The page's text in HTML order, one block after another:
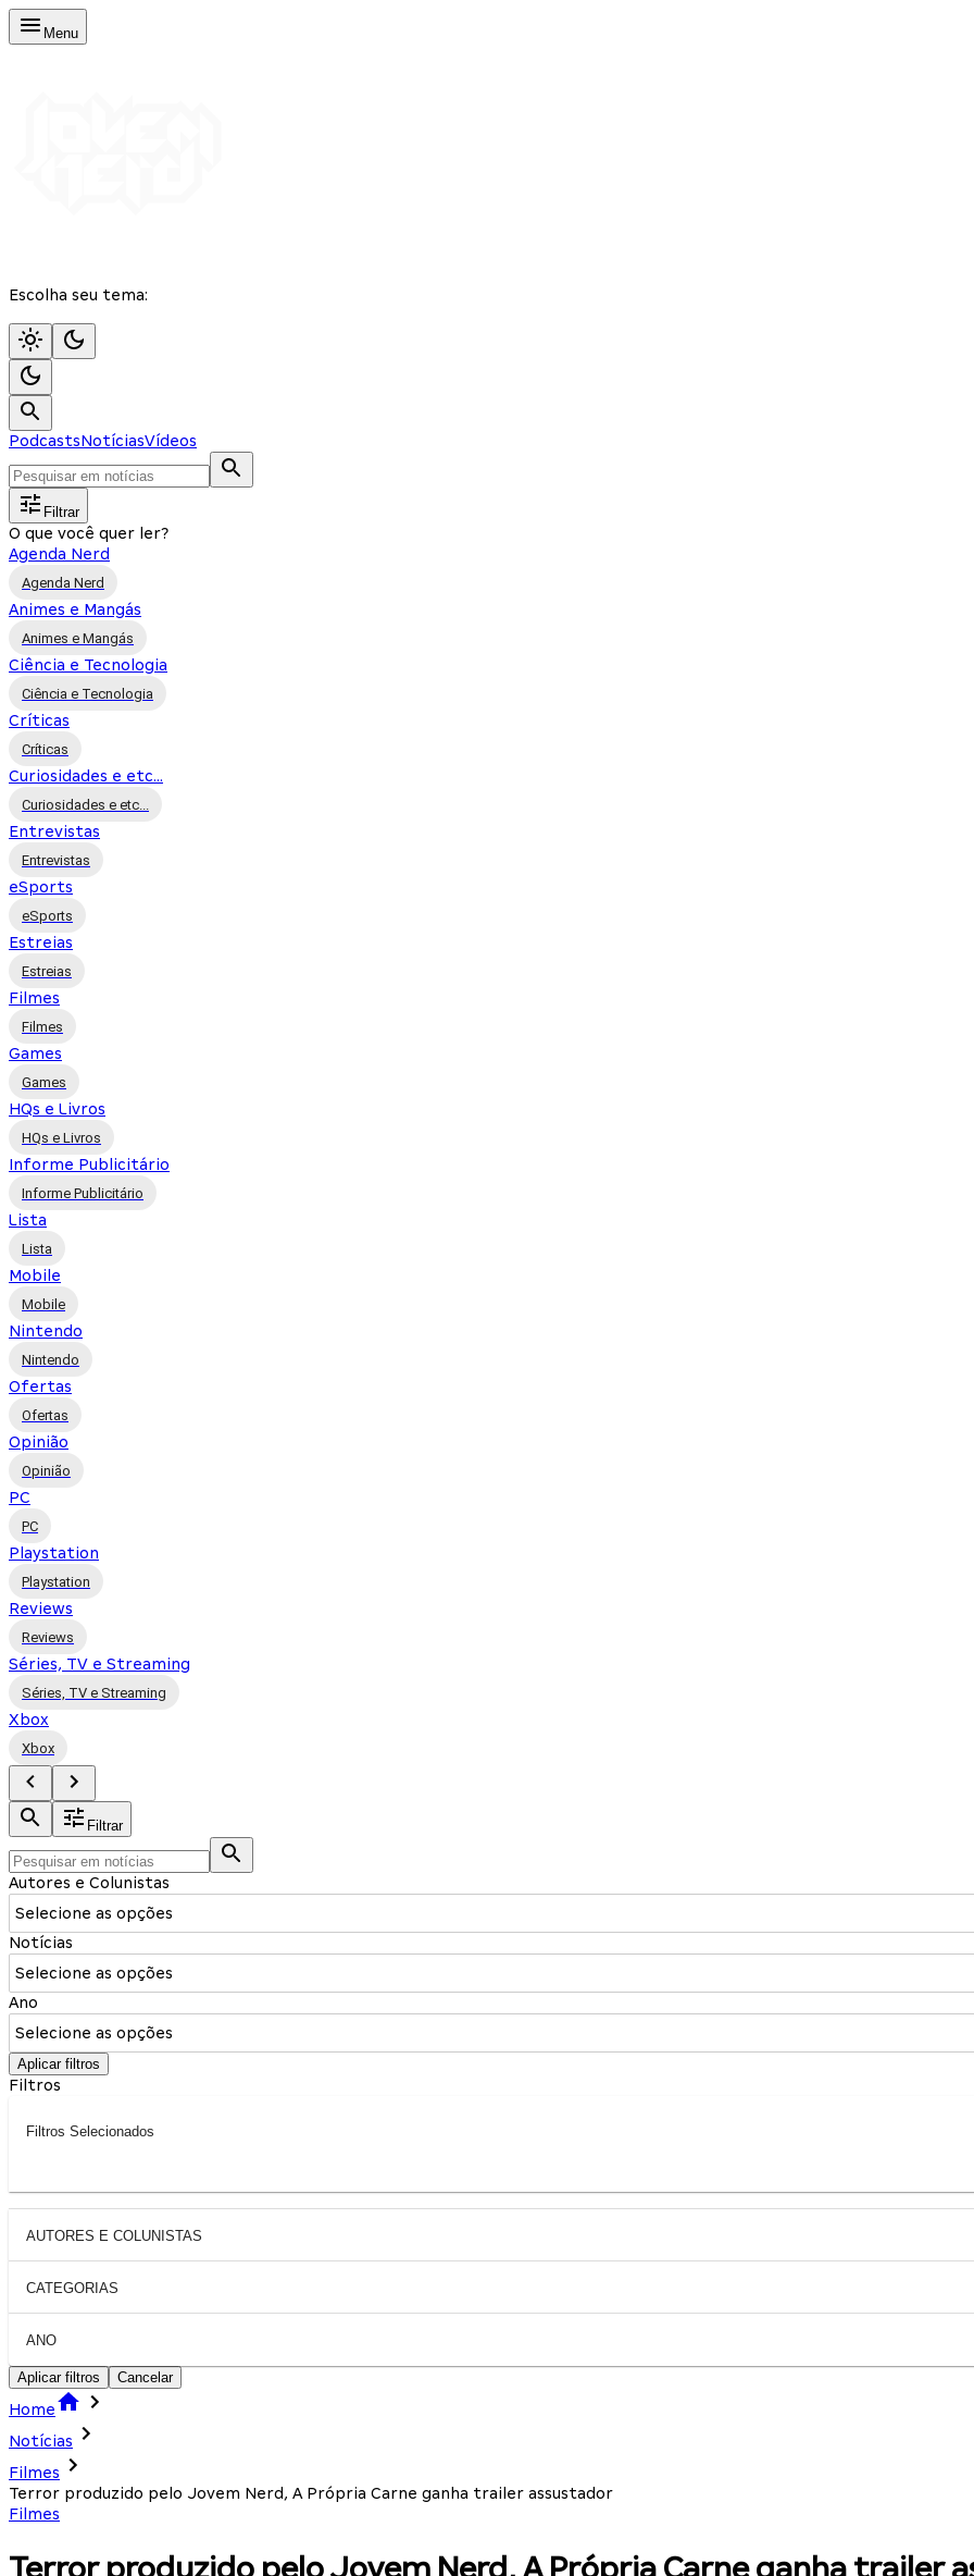
Menu
Escolha seu tema:
PodcastsNotíciasVídeos
Filtrar
O que você quer ler?
Agenda Nerd
Agenda Nerd
Animes e Mangás
Animes e Mangás
Ciência e Tecnologia
Ciência e Tecnologia
Críticas
Críticas
Curiosidades e etc...
Curiosidades e etc...
Entrevistas
Entrevistas
eSports
eSports
Estreias
Estreias
Filmes
Filmes
Games
Games
HQs e Livros
HQs e Livros
Informe Publicitário
Informe Publicitário
Lista
Lista
Mobile
Mobile
Nintendo
Nintendo
Ofertas
Ofertas
Opinião
Opinião
PC
PC
Playstation
Playstation
Reviews
Reviews
Séries, TV e Streaming
Séries, TV e Streaming
Xbox
Xbox
Filtrar
Autores e Colunistas
Selecione as opções
Notícias
Selecione as opções
Ano
Selecione as opções
Aplicar filtros
Filtros
Filtros Selecionados
AUTORES E COLUNISTAS
CATEGORIAS
ANO
Aplicar filtros Cancelar
Home
Notícias
Filmes
Terror produzido pelo Jovem Nerd, A Própria Carne ganha trailer assustador
Filmes
Terror produzido pelo Jovem Nerd, A Própria Carne ganha trailer